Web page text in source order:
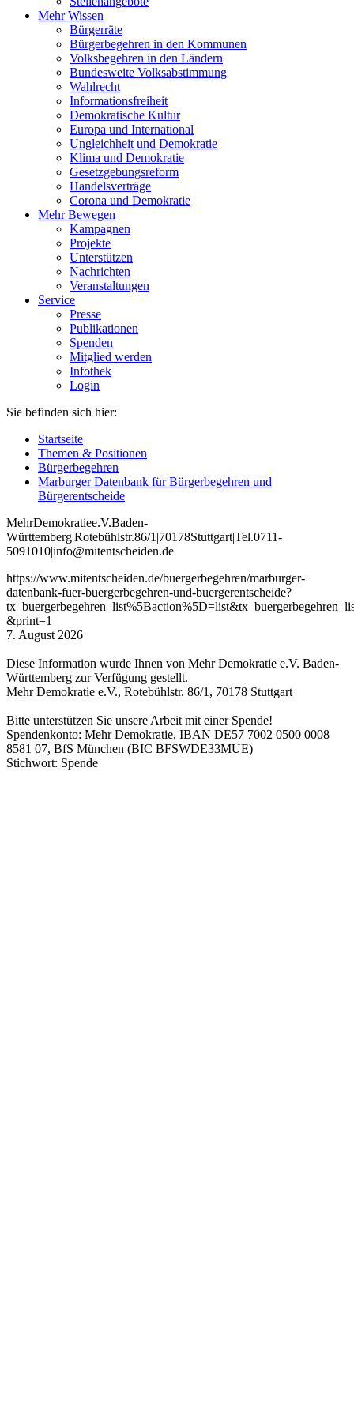
Mehr Wissen
Bürgerräte
Bürgerbegehren in den Kommunen
Volksbegehren in den Ländern
Bundesweite Volksabstimmung
Wahlrecht
Informationsfreiheit
Demokratische Kultur
Europa und International
Ungleichheit und Demokratie
Klima und Demokratie
Gesetzgebungsreform
Handelsverträge
Corona und Demokratie
Mehr Bewegen
Kampagnen
Projekte
Unterstützen
Nachrichten
Veranstaltungen
Service
Presse
Publikationen
Spenden
Mitglied werden
Infothek
Login
Sie befinden sich hier:
Startseite
Themen & Positionen
Bürgerbegehren
Marburger Datenbank für Bürgerbegehren und
Bürgerentscheide
MehrDemokratiee.V.Baden-
Württemberg|Rotebühlstr.86/1 |70178Stuttgart|Tel.0711-
5091010|info@mitentscheiden.de
https://www.mitentscheiden.de/buergerbegehren/marburger-
datenbank-fuer-buergerbegehren-und-buergerentscheide?
&print=1
7. August 2026
Diese Information wurde Ihnen von Mehr Demokratie e.V. Baden-
Württemberg zur Verfügung gestellt.
Mehr Demokratie e.V., Rotebühlstr. 86/1, 70178 Stuttgart
Bitte unterstützen Sie unsere Arbeit mit einer Spende!
Spendenkonto: Mehr Demokratie, IBAN DE57 7002 0500 0008
8581 07, BfS München (BIC BFSWDE33MUE)
Stichwort: Spende